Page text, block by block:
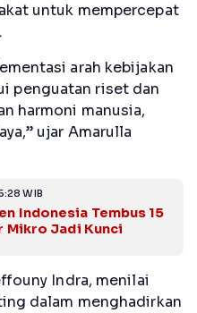
untuk mempercepat
arah kebijakan
penguatan riset dan
harmoni manusia,
ujar Amarulla
WIB
Indonesia Tembus 15
Mikro Jadi Kunci
Indra, menilai
dalam menghadirkan